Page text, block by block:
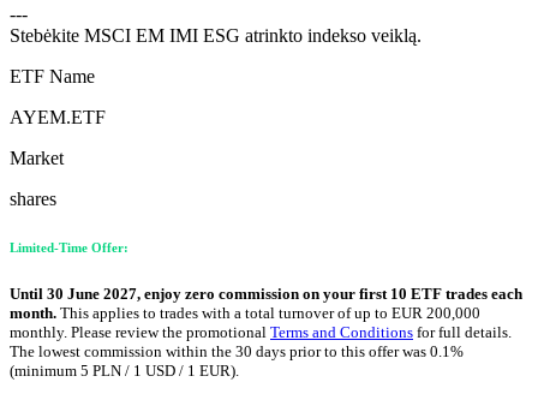
---
Stebėkite MSCI EM IMI ESG atrinkto indekso veiklą.
ETF Name
AYEM.ETF
Market
shares
Limited-Time Offer:
Until 30 June 2027, enjoy zero commission on your first 10 ETF trades each
month. This applies to trades with a total turnover of up to EUR 200,000
monthly. Please review the promotional Terms and Conditions for full details.
The lowest commission within the 30 days prior to this offer was 0.1%
(minimum 5 PLN / 1 USD / 1 EUR).